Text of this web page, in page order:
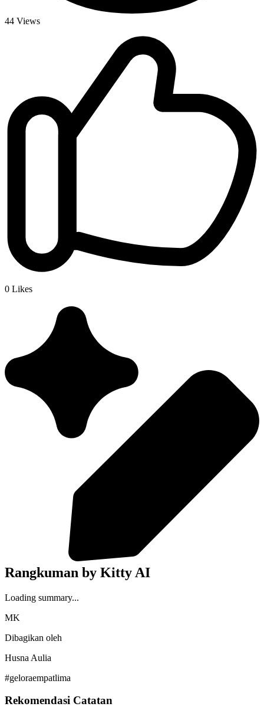
44 Views
0 Likes
Rangkuman by Kitty AI
Loading summary...
MK
Dibagikan oleh
Husna Aulia
#geloraempatlima
Rekomendasi Catatan